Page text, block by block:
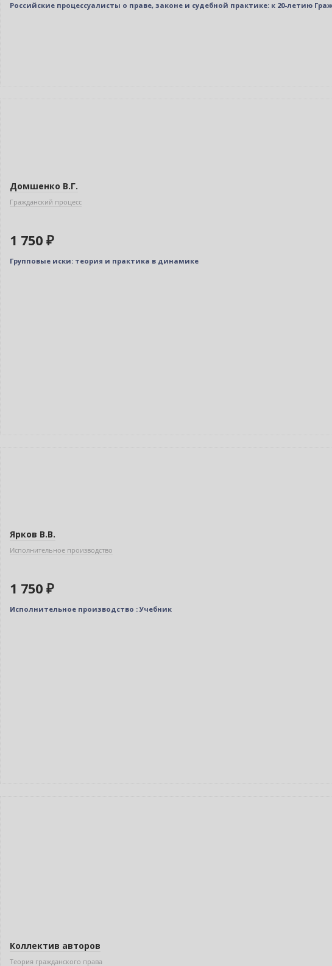
Российские процессуалисты о праве, законе и судебной практике: к 20-летию
Домшенко В.Г.
Гражданский процесс
1 750 ₽
Групповые иски: теория и практика в динамике
Ярков В.В.
Исполнительное производство
1 750 ₽
Исполнительное производство : Учебник
Коллектив авторов
Теория гражданского права